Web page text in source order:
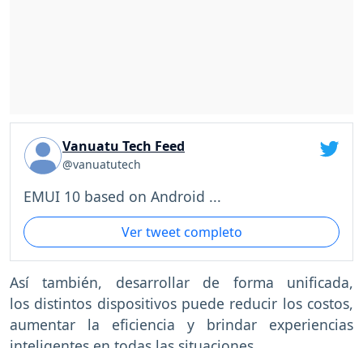
Vanuatu Tech Feed
@vanuatutech
EMUI 10 based on Android ...
Ver tweet completo
Así también, desarrollar de forma unificada,
los distintos dispositivos puede reducir los costos,
aumentar la eficiencia y brindar experiencias